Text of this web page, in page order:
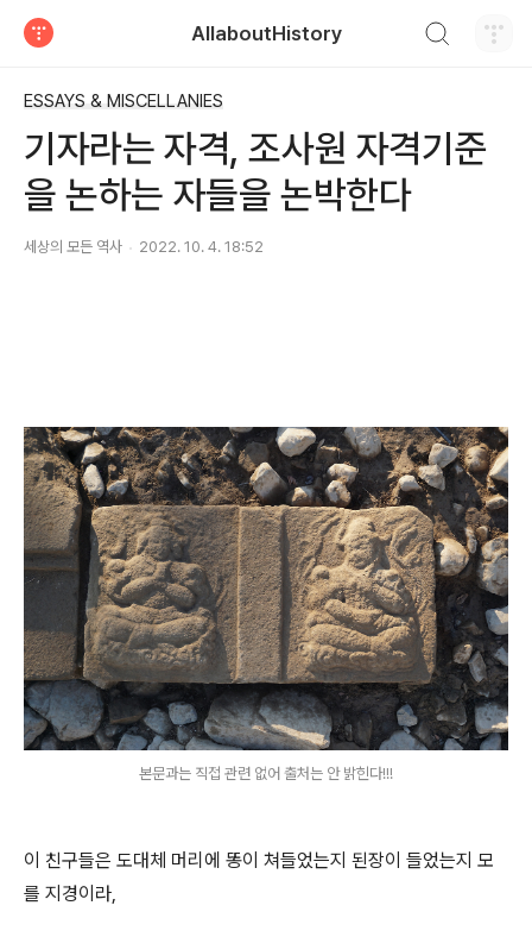
AllaboutHistory
ESSAYS & MISCELLANIES
기자라는 자격, 조사원 자격기준
을 논하는 자들을 논박한다
세상의 모든 역사 2022. 10. 4. 18:52
본문과는 직접 관련 없어 출처는 안 밝힌다!!!
이 친구들은 도대체 머리에 똥이 쳐들었는지 된장이 들었는지 모
를 지경이라,